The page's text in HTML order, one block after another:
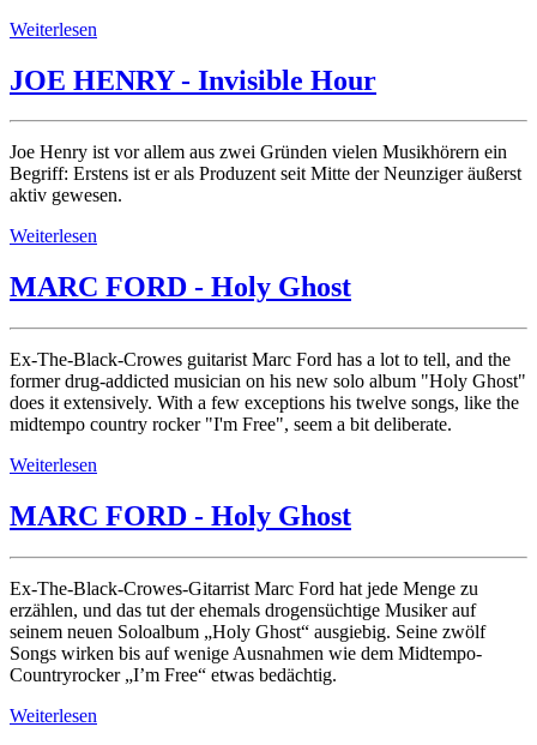
Weiterlesen
JOE HENRY - Invisible Hour
Joe Henry ist vor allem aus zwei Gründen vielen Musikhörern ein
Begriff: Erstens ist er als Produzent seit Mitte der Neunziger äußerst
aktiv gewesen.
Weiterlesen
MARC FORD - Holy Ghost
Ex-The-Black-Crowes guitarist Marc Ford has a lot to tell, and the
former drug-addicted musician on his new solo album "Holy Ghost"
does it extensively. With a few exceptions his twelve songs, like the
midtempo country rocker "I'm Free", seem a bit deliberate.
Weiterlesen
MARC FORD - Holy Ghost
Ex-The-Black-Crowes-Gitarrist Marc Ford hat jede Menge zu
erzählen, und das tut der ehemals drogensüchtige Musiker auf
seinem neuen Soloalbum „Holy Ghost“ ausgiebig. Seine zwölf
Songs wirken bis auf wenige Ausnahmen wie dem Midtempo-
Countryrocker „I’m Free“ etwas bedächtig.
Weiterlesen